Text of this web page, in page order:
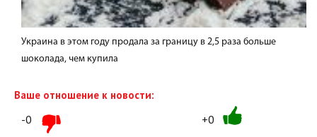
Украина в этом году продала за границу в 2,5 раза больше
шоколада, чем купила
Ваше отношение к новости:
-0 +0